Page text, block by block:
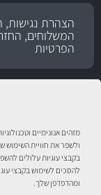
מזהים אנונימיים
ולשפר את חוויית השימוש
בקבצי עוגיות עלולים
להסכים לשימוש בקבצי
ומהדפדפן שלך.
הצהרת נגישות,
המשלוחים,
הפרטיות